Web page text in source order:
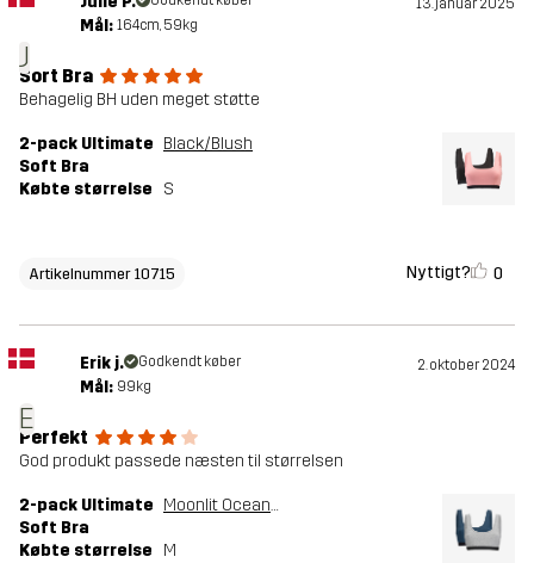
J
13. januar 2025
Mål: 164cm, 59kg
Sort Bra
Behagelig BH uden meget støtte
2-pack Ultimate
Soft Bra
Black/Blush
Købte størrelse S
Artikelnummer 10715 Nyttigt? 0
E
Erik j. Godkendt køber 2. oktober 2024
Mål: 99kg
Perfekt
God produkt passede næsten til størrelsen
2-pack Ultimate
Soft Bra
Moonlit Ocean/Grey Melange
Købte størrelse M